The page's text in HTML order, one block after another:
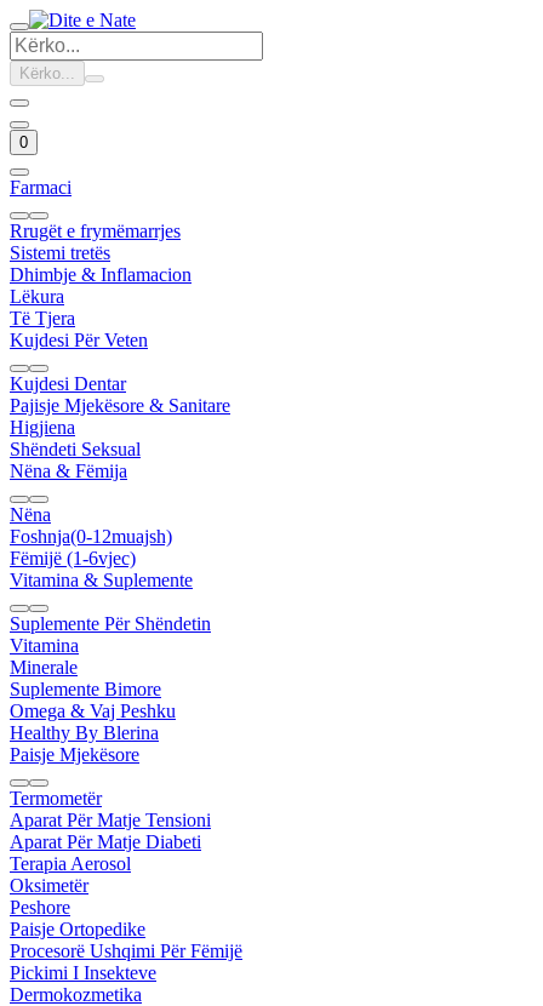
Kërko...
0
Farmaci
Rrugët e frymëmarrjes
Sistemi tretës
Dhimbje & Inflamacion
Lëkura
Të Tjera
Kujdesi Për Veten
Kujdesi Dentar
Pajisje Mjekësore & Sanitare
Higjiena
Shëndeti Seksual
Nëna & Fëmija
Nëna
Foshnja(0-12muajsh)
Fëmijë (1-6vjec)
Vitamina & Suplemente
Suplemente Për Shëndetin
Vitamina
Minerale
Suplemente Bimore
Omega & Vaj Peshku
Healthy By Blerina
Paisje Mjekësore
Termometër
Aparat Për Matje Tensioni
Aparat Për Matje Diabeti
Terapia Aerosol
Oksimetër
Peshore
Paisje Ortopedike
Procesorë Ushqimi Për Fëmijë
Pickimi I Insekteve
Dermokozmetika